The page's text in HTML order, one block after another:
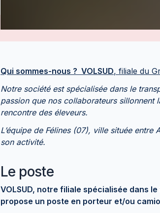
Qui sommes-nous ? VOLSUD, filiale du
Notre société est spécialisée dans le
passion que nos collaborateurs sillonnent
rencontre des éleveurs.
L’équipe de Félines (07), ville située
son activité.
Le poste
VOLSUD, notre filiale spécialisée dans
propose un poste en porteur et/ou